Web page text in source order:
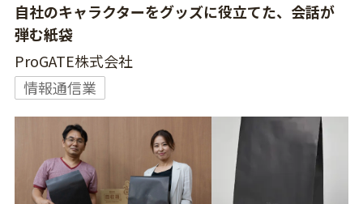
自社のキャラクターをグッズに役立てた、会話が
弾む紙袋
ProGATE株式会社
情報通信業